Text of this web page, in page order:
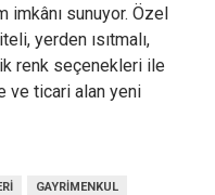
imkânı sunuyor. Özel
yerden ısıtmalı,
renk seçenekleri ile
ve ticari alan yeni
GAYRIMENKUL